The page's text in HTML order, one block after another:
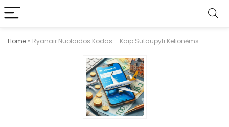
Home » Ryanair Nuolaidos Kodas – Kaip Sutaupyti Kelionėms